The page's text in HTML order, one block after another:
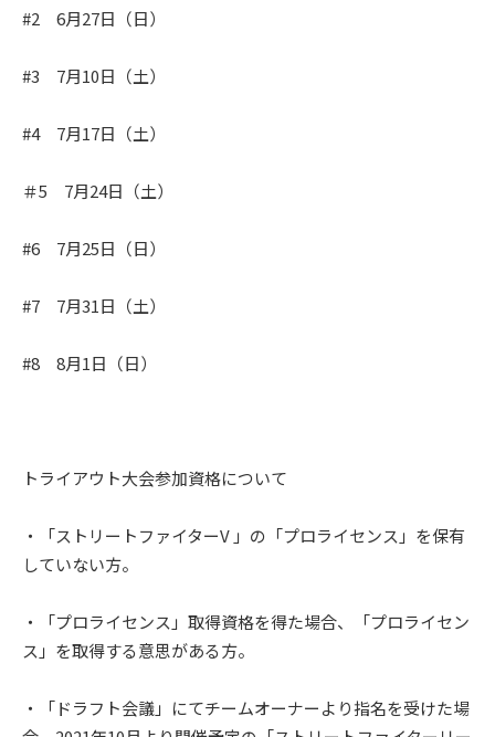
#2 6月27日（日）
#3 7月10日（土）
#4 7月17日（土）
＃5 7月24日（土）
#6 7月25日（日）
#7 7月31日（土）
#8 8月1日（日）
トライアウト大会参加資格について
・「ストリートファイターV 」の「プロライセンス」を保有
していない方。
・「プロライセンス」取得資格を得た場合、「プロライセン
ス」を取得する意思がある方。
・「ドラフト会議」にてチームオーナーより指名を受けた場